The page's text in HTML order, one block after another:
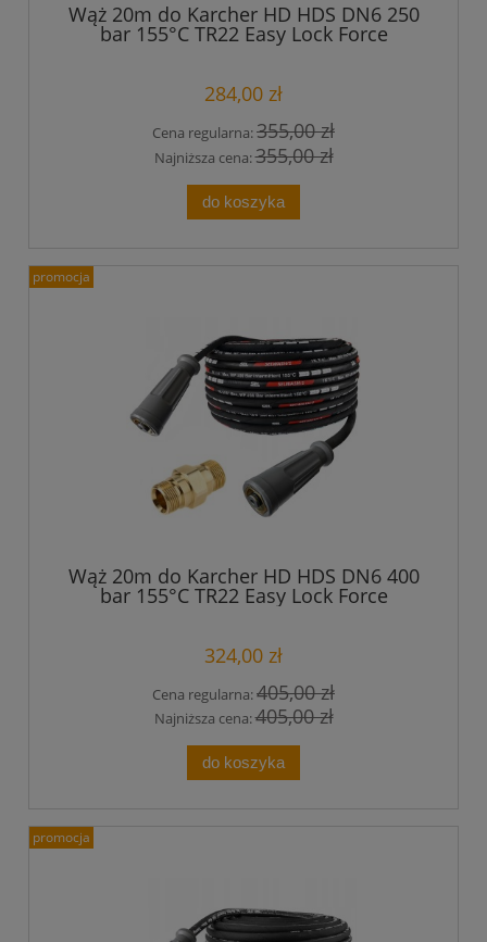
Wąż 20m do Karcher HD HDS DN6 250
bar 155°C TR22 Easy Lock Force
przedłużka
284,00 zł
Cena regularna:355,00 zł
Najniższa cena:355,00 zł
do koszyka
Wąż 20m do Karcher HD HDS DN6 400
bar 155°C TR22 Easy Lock Force
Przedłużka
324,00 zł
Cena regularna:405,00 zł
Najniższa cena:405,00 zł
do koszyka
promocja
promocja